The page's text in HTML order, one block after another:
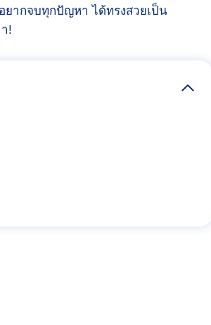
ยากจบทุกปัญหา ได้ทรงสวยเป็น
!